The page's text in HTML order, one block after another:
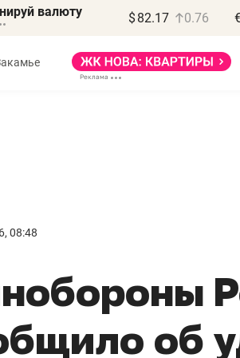
валюту $ 82.17 0.76
08:48
об
правил, бизнес может
потерять минимум